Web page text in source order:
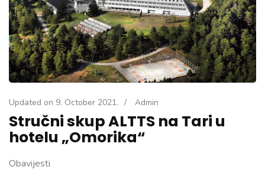
Updated on 9. October 2021. / Admin
Stručni skup ALTTS na Tari u
hotelu „Omorika“
Obavijesti